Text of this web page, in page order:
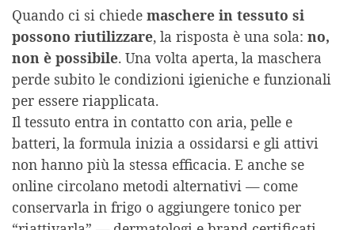
Quando ci si chiede maschere in tessuto si
possono riutilizzare, la risposta è una sola: no,
non è possibile. Una volta aperta, la maschera
perde subito le condizioni igieniche e funzionali
per essere riapplicata.
Il tessuto entra in contatto con aria, pelle e
batteri, la formula inizia a ossidarsi e gli attivi
non hanno più la stessa efficacia. E anche se
online circolano metodi alternativi — come
conservarla in frigo o aggiungere tonico per